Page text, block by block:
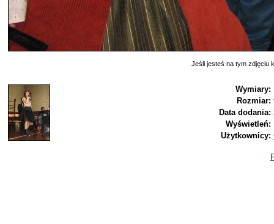
Jeśli jesteś na tym zdjęciu
Wymiary:
Rozmiar:
Data dodania:
Wyświetleń:
Użytkownicy: